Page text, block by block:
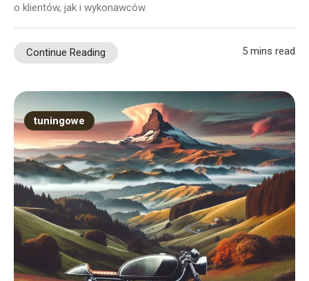
o klientów, jak i wykonawców.
Continue Reading 5 mins read
tuningowe